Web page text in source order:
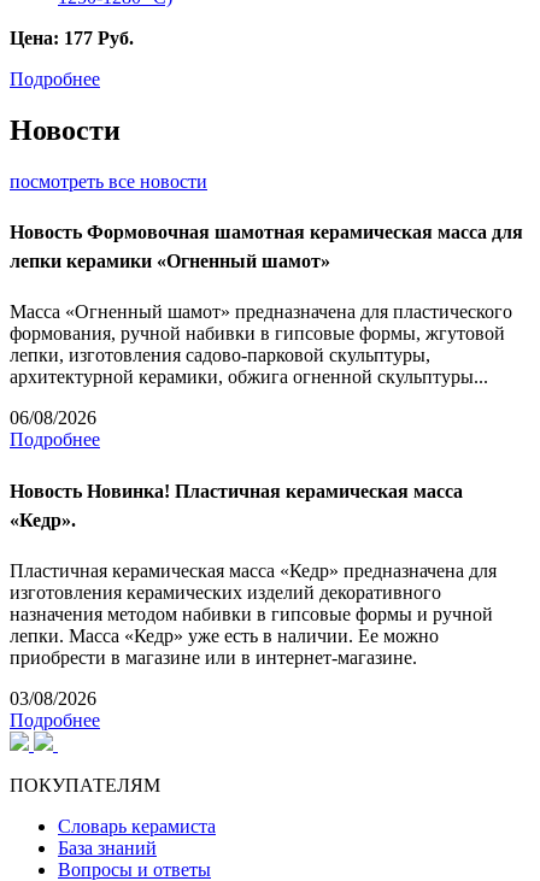
Цена: 177 Руб.
Подробнее
Новости
посмотреть все новости
Новость Формовочная шамотная керамическая масса для
лепки керамики «Огненный шамот»
Масса «Огненный шамот» предназначена для пластического
формования, ручной набивки в гипсовые формы, жгутовой
лепки, изготовления садово-парковой скульптуры,
архитектурной керамики, обжига огненной скульптуры...
06/08/2026
Подробнее
Новость Новинка! Пластичная керамическая масса
«Кедр».
Пластичная керамическая масса «Кедр» предназначена для
изготовления керамических изделий декоративного
назначения методом набивки в гипсовые формы и ручной
лепки. Масса «Кедр» уже есть в наличии. Ее можно
приобрести в магазине или в интернет-магазине.
03/08/2026
Подробнее
ПОКУПАТЕЛЯМ
Словарь керамиста
База знаний
Вопросы и ответы